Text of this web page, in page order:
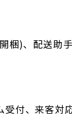
梱)、配送助
受付、来客